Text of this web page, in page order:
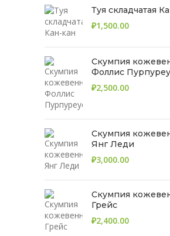
Туя складчатая
₽
Скумпия
Фоллис
₽
Скумпия
Янг Леди
₽
Скумпия
Грейс
₽